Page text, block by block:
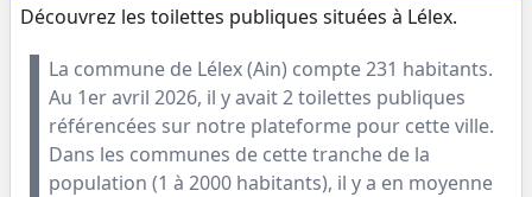
Découvrez les toilettes publiques situées à Lélex.
La commune de Lélex(Ain) compte231 habitants.
Au 1er avril 2026, il y avait2toilettes publiques
référencées sur notre plateforme pour cette ville.
Dans les communes de cette tranche de la
population (1 à 2000 habitants), il y a en moyenne